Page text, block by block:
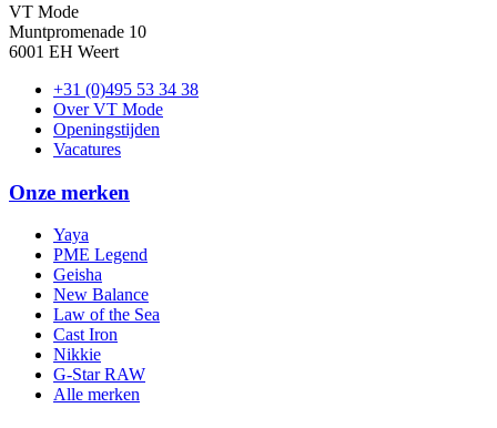
VT Mode
Muntpromenade 10
6001 EH Weert
+31 (0)495 53 34 38
Over VT Mode
Openingstijden
Vacatures
Onze merken
Yaya
PME Legend
Geisha
New Balance
Law of the Sea
Cast Iron
Nikkie
G-Star RAW
Alle merken